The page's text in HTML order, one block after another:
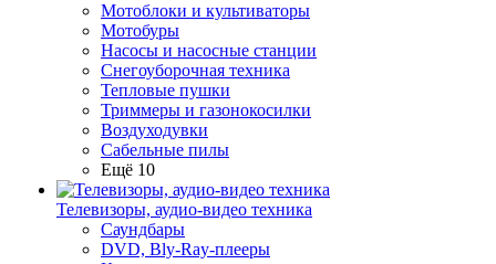
Мотоблоки и культиваторы
Мотобуры
Насосы и насосные станции
Снегоуборочная техника
Тепловые пушки
Триммеры и газонокосилки
Воздуходувки
Сабельные пилы
Ещё 10
Телевизоры, аудио-видео техника
Саундбары
DVD, Bly-Ray-плееры